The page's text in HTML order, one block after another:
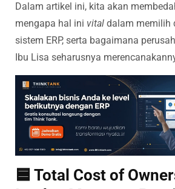
Dalam artikel ini, kita akan
mengapa hal ini vital dalam memilih
sistem ERP, serta bagaimana
Ibu Lisa seharusnya
🟦 Total Cost of